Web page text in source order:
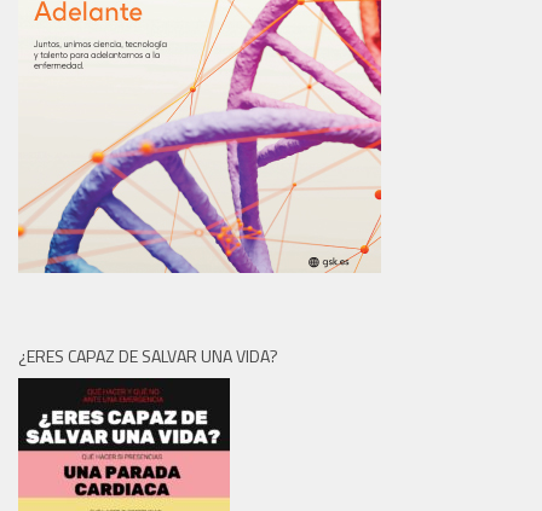
¿ERES CAPAZ DE SALVAR UNA VIDA?